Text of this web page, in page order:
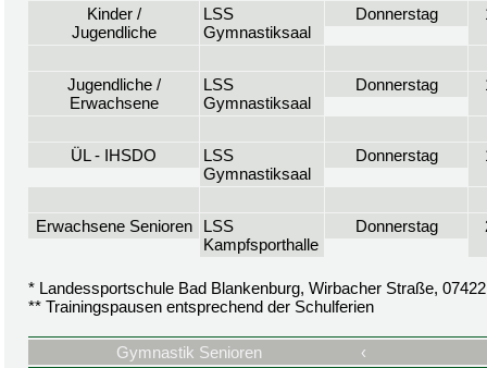
Kinder /
Jugendliche
LSS
Gymnastiksaal
Donnerstag
Jugendliche /
Erwachsene
LSS
Gymnastiksaal
Donnerstag
ÜL - IHSDO
LSS
Gymnastiksaal
Donnerstag
Erwachsene Senioren
LSS
Kampfsporthalle
Donnerstag
* Landessportschule Bad Blankenburg, Wirbacher Straße,
** Trainingspausen entsprechend der Schulferien
Gymnastik Senioren ‹